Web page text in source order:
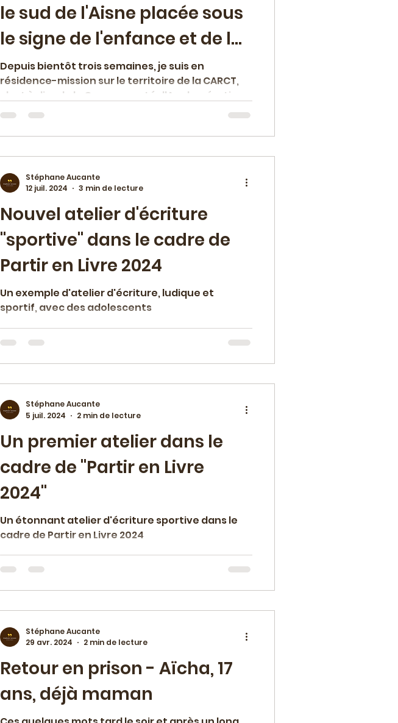
le sud de l'Aisne placée sous
le signe de l'enfance et de la
jeunesse
Depuis bientôt trois semaines, je suis en
résidence-mission sur le territoire de la CARCT,
c'est à dire de la Communauté d'Agglomération...
Nouvel atelier d'écriture
"sportive" dans le cadre de
Partir en Livre 2024
Un exemple d'atelier d'écriture, ludique et
sportif, avec des adolescents
Stéphane Aucante
12 juil. 2024
3 min de lecture
Un premier atelier dans le
cadre de "Partir en Livre
2024"
Un étonnant atelier d'écriture sportive dans le
cadre de Partir en Livre 2024
Stéphane Aucante
5 juil. 2024
2 min de lecture
Retour en prison - Aïcha, 17
ans, déjà maman
Stéphane Aucante
29 avr. 2024
2 min de lecture